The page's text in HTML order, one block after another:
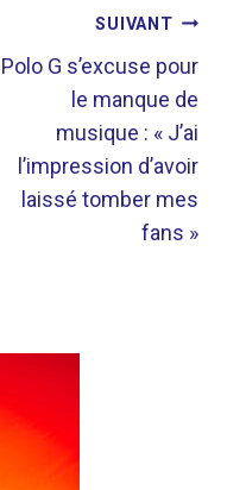
SUIVANT
Polo G s’excuse pour
le manque de
musique : « J’ai
l’impression d’avoir
laissé tomber mes
fans »